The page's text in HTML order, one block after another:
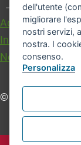
Accessibilità
Informativa sul
Note legali
© Comune di
dell'utente
migliorare
nostri servizi,
nostra. I
consenso.
Personalizza